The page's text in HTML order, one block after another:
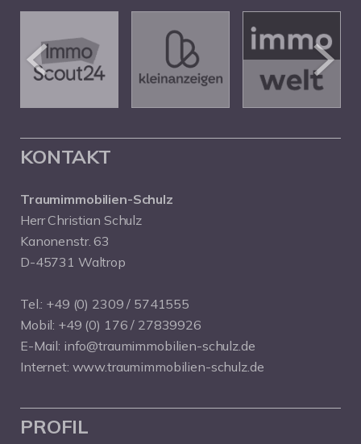
KONTAKT
Traumimmobilien-Schulz
Herr Christian Schulz
Kanonenstr. 63
D-45731 Waltrop
Tel.: +49 (0) 2309 / 5741555
Mobil: +49 (0) 176 / 27839926
E-Mail: info@traumimmobilien-schulz.de
Internet: www.traumimmobilien-schulz.de
PROFIL